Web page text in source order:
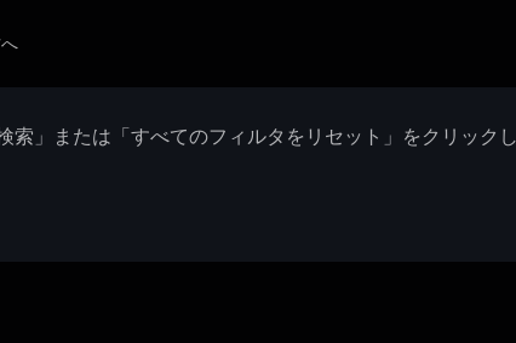
」または「すべてのフィルタをリセット」をクリック